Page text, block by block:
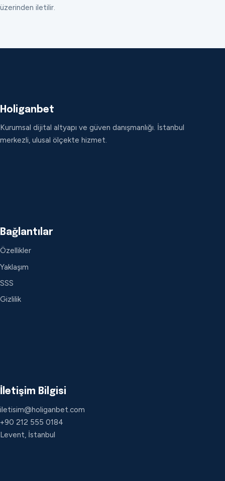
üzerinden iletilir.
Holiganbet
Kurumsal dijital altyapı ve güven danışmanlığı. İstanbul
merkezli, ulusal ölçekte hizmet.
Bağlantılar
Özellikler
Yaklaşım
SSS
Gizlilik
İletişim Bilgisi
iletisim@holiganbet.com
+90 212 555 0184
Levent, İstanbul